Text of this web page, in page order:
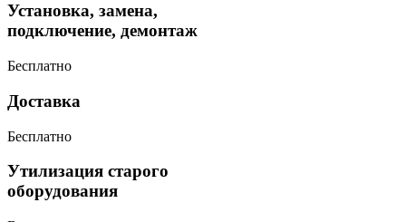
Установка, замена,
подключение, демонтаж
Бесплатно
Доставка
Бесплатно
Утилизация старого
оборудования